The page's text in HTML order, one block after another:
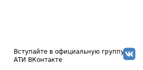
Вступайте в официальную группу
АТИ ВКонтакте